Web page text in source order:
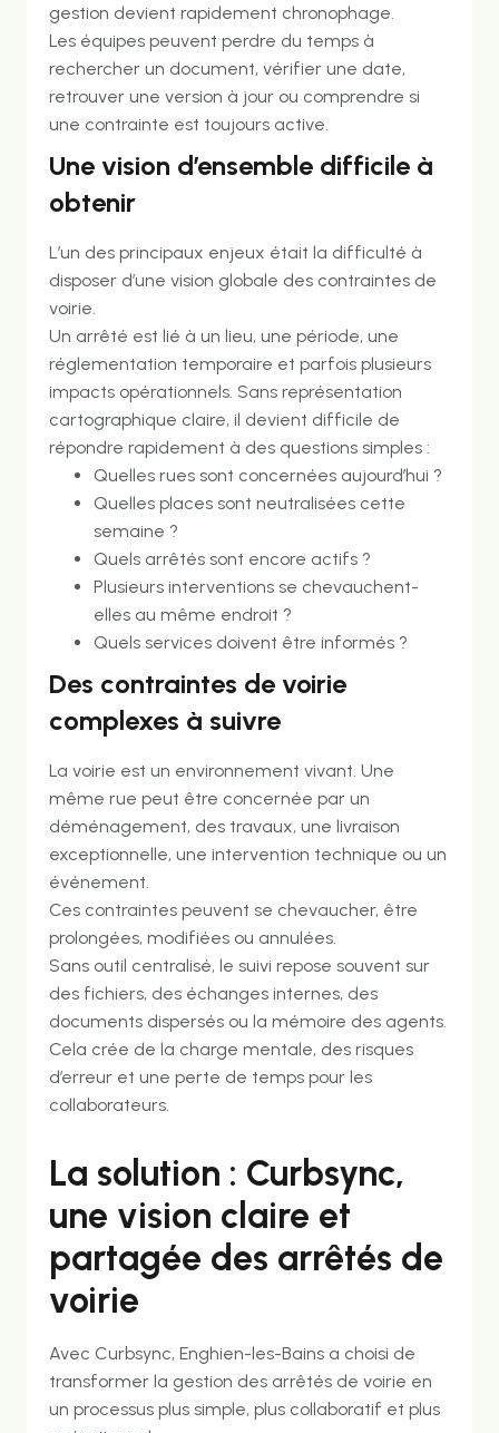
gestion devient rapidement chronophage.
Les équipes peuvent perdre du temps à
rechercher un document, vérifier une date,
retrouver une version à jour ou comprendre si
une contrainte est toujours active.
Une vision d’ensemble difficile à
obtenir
L’un des principaux enjeux était la difficulté à
disposer d’une vision globale des contraintes de
voirie.
Un arrêté est lié à un lieu, une période, une
réglementation temporaire et parfois plusieurs
impacts opérationnels. Sans représentation
cartographique claire, il devient difficile de
répondre rapidement à des questions simples :
Quelles rues sont concernées aujourd’hui ?
Quelles places sont neutralisées cette
semaine ?
Quels arrêtés sont encore actifs ?
Plusieurs interventions se chevauchent-
elles au même endroit ?
Quels services doivent être informés ?
Des contraintes de voirie
complexes à suivre
La voirie est un environnement vivant. Une
même rue peut être concernée par un
déménagement, des travaux, une livraison
exceptionnelle, une intervention technique ou un
événement.
Ces contraintes peuvent se chevaucher, être
prolongées, modifiées ou annulées.
Sans outil centralisé, le suivi repose souvent sur
des fichiers, des échanges internes, des
documents dispersés ou la mémoire des agents.
Cela crée de la charge mentale, des risques
d’erreur et une perte de temps pour les
collaborateurs.
La solution : Curbsync,
une vision claire et
partagée des arrêtés de
voirie
Avec Curbsync, Enghien-les-Bains a choisi de
transformer la gestion des arrêtés de voirie en
un processus plus simple, plus collaboratif et plus